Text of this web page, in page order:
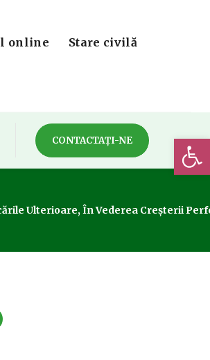
online Stare civilă
CONTACTAȚI-NE
Ulterioare, În Vederea Creșterii